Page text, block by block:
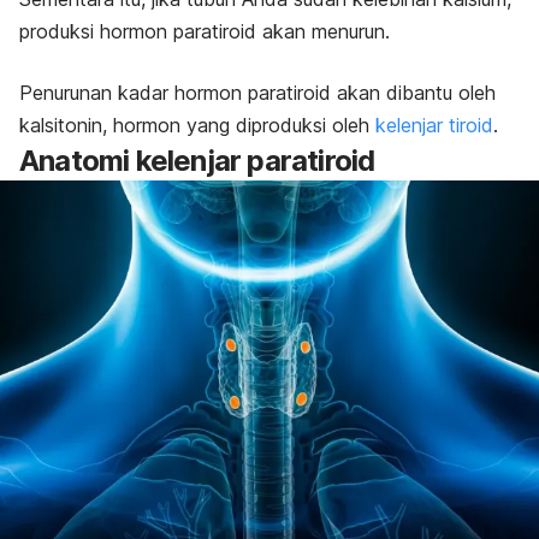
produksi hormon paratiroid akan menurun.
Penurunan kadar hormon paratiroid akan dibantu oleh
kalsitonin, hormon yang diproduksi oleh kelenjar tiroid.
Anatomi kelenjar paratiroid